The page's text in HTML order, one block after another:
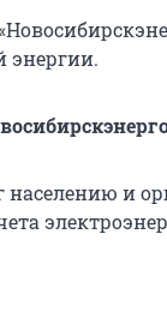
энергии.
населению и